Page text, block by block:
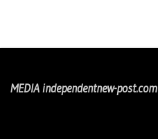
MEDIA independentnew-post.com